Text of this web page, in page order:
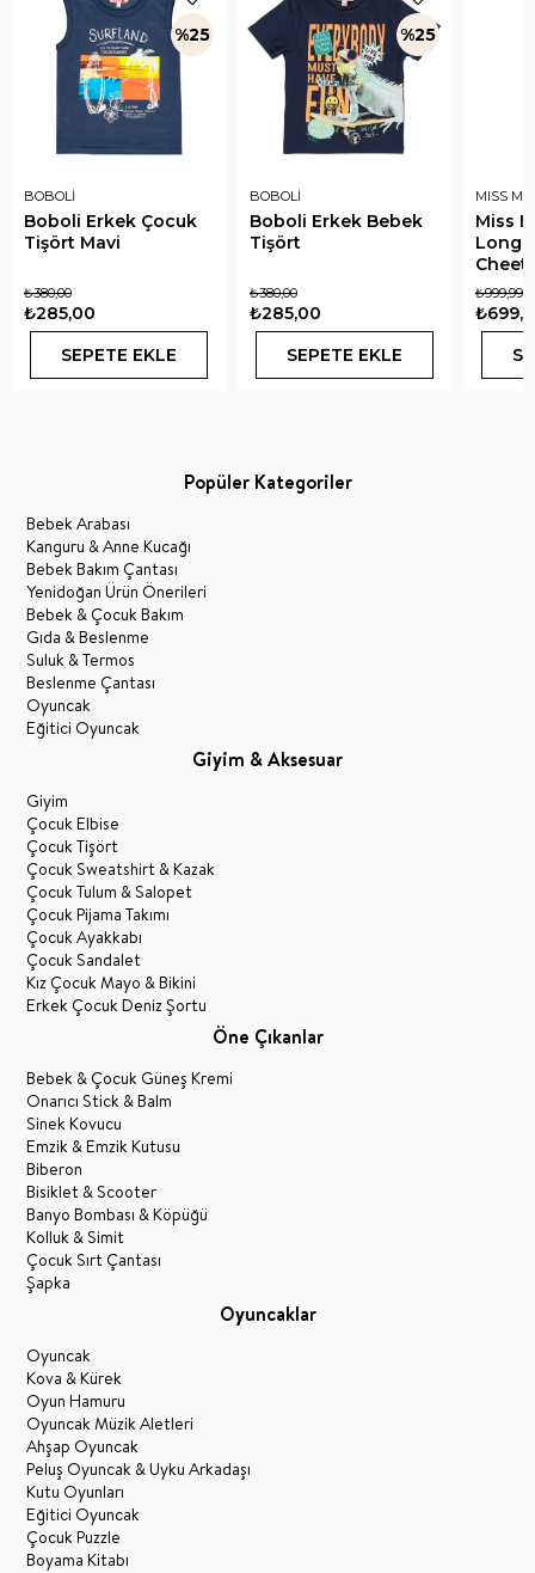
BOBOLİ
Boboli Erkek Çocuk
Tişört Mavi
₺285,00
₺380,00
SEPETE EKLE
%25
BOBOLİ
Boboli Erkek Bebek
Tişört
₺285,00
₺380,00
SEPETE EKLE
%25
MISS
Miss
Long
₺999,99
Popüler Kategoriler
Bebek Arabası
Kanguru & Anne Kucağı
Bebek Bakım Çantası
Yenidoğan Ürün Önerileri
Bebek & Çocuk Bakım
Gıda & Beslenme
Suluk & Termos
Beslenme Çantası
Oyuncak
Eğitici Oyuncak
Giyim & Aksesuar
Giyim
Çocuk Elbise
Çocuk Tişört
Çocuk Sweatshirt & Kazak
Çocuk Tulum & Salopet
Çocuk Pijama Takımı
Çocuk Ayakkabı
Çocuk Sandalet
Kız Çocuk Mayo & Bikini
Erkek Çocuk Deniz Şortu
Öne Çıkanlar
Bebek & Çocuk Güneş Kremi
Onarıcı Stick & Balm
Sinek Kovucu
Emzik & Emzik Kutusu
Biberon
Bisiklet & Scooter
Banyo Bombası & Köpüğü
Kolluk & Simit
Çocuk Sırt Çantası
Şapka
Oyuncaklar
Oyuncak
Kova & Kürek
Oyun Hamuru
Oyuncak Müzik Aletleri
Ahşap Oyuncak
Peluş Oyuncak & Uyku Arkadaşı
Kutu Oyunları
Eğitici Oyuncak
Çocuk Puzzle
Boyama Kitabı